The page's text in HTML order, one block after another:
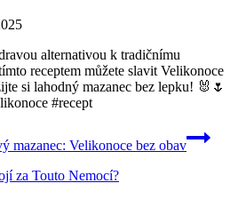
alternativou k tradičnímu
receptem můžete slavit Velikonoce
si lahodný mazanec bez lepku! 🐰🌷
#recept
mazanec: Velikonoce bez obav